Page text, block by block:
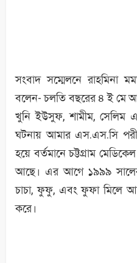
সংবাদ সম্মেলনে রাহমিনা
বলেন- চলতি বছরের ৪ ই মে
খুনি ইউসুফ, শামীম, সেলিম
ঘটনায় আমার এস.এস.সি
হয়ে বর্তমানে চট্টগ্রাম
আছে। এর আগে ১৯৯৯
চাচা, ফুফু, এবং ফুফা মিলে
করে।